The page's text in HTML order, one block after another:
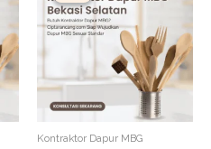
Rp1.200.000.
Kontraktor Dapur MBG
Rp1.500.000.